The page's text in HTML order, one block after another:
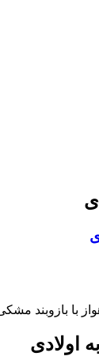
با بازوبند
اولادی